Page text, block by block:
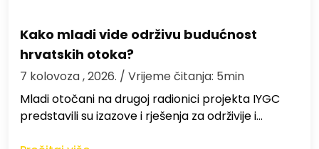
Kako mladi vide održivu budućnost
hrvatskih otoka?
7 kolovoza , 2026. / Vrijeme čitanja: 5min
Mladi otočani na drugoj radionici projekta IYGC
predstavili su izazove i rješenja za održivije i…